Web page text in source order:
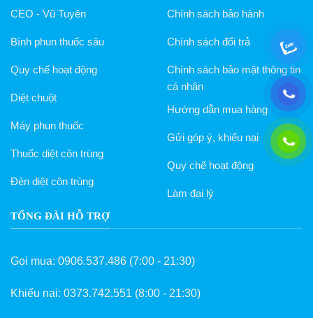
CEO - Vũ Tuyên
Bình phun thuốc sâu
Quy chế hoạt động
Diệt chuột
Máy phun thuốc
Thuốc diệt côn trùng
Đèn diệt côn trùng
Chính sách bảo hành
Chính sách đổi trả
Chính sách bảo mật thông tin
cá nhân
Hướng dẫn mua hàng
Gửi góp ý, khiếu nại
Quy chế hoạt động
Làm đại lý
TỔNG ĐÀI HỖ TRỢ
Gọi mua: 0906.537.486 (7:00 - 21:30)
Khiếu nại: 0373.742.551 (8:00 - 21:30)